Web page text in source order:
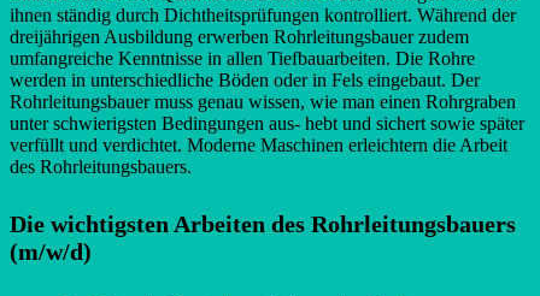
ihnen ständig durch Dichtheitsprüfungen kontrolliert. Während der
dreijährigen Ausbildung erwerben Rohrleitungsbauer zudem
umfangreiche Kenntnisse in allen Tiefbauarbeiten. Die Rohre
werden in unterschiedliche Böden oder in Fels eingebaut. Der
Rohrleitungsbauer muss genau wissen, wie man einen Rohrgraben
unter schwierigsten Bedingungen aus- hebt und sichert sowie später
verfüllt und verdichtet. Moderne Maschinen erleichtern die Arbeit
des Rohrleitungsbauers.
Die wichtigsten Arbeiten des Rohrleitungsbauers
(m/w/d)